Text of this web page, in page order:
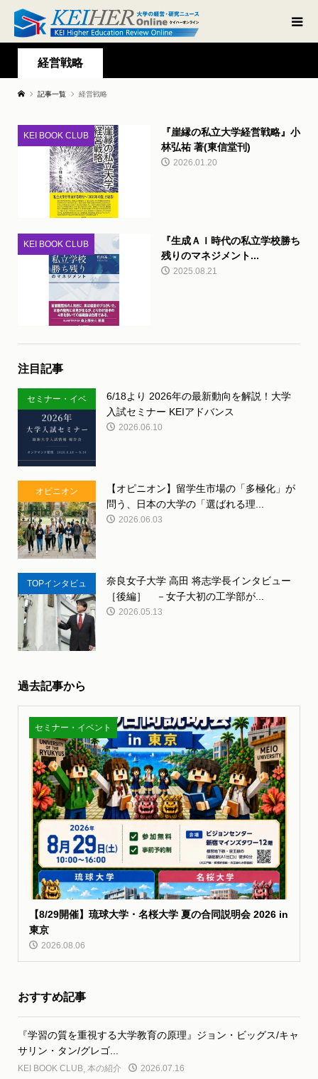
経営戦略
記事一覧 経営戦略
KEI BOOK CLUB
『崖縁の私立大学経営戦略』小
林弘祐 著(東信堂刊)
2026.01.20
KEI BOOK CLUB
『生成ＡＩ時代の私立学校勝ち
残りのマネジメント...
2025.08.21
注目記事
セミナー・イベ
ント
6/18より 2026年の最新動向を解説！大学
入試セミナー KEIアドバンス
2026.06.10
オピニオン
【オピニオン】留学生市場の「多極化」が
問う、日本の大学の「選ばれる理...
2026.06.03
TOPインタビュ
ー
奈良女子大学 高田 将志学長インタビュー
［後編］ －女子大初の工学部が...
2026.05.13
過去記事から
セミナー・イベント
【8/29開催】琉球大学・名桜大学 夏の合同説明会 2026 in
東京
2026.08.06
おすすめ記事
『学習の質を重視する大学教育の原理』ジョン・ビッグス/キャ
サリン・タン/グレゴ...
KEI BOOK CLUB, 本の紹介 2026.07.16